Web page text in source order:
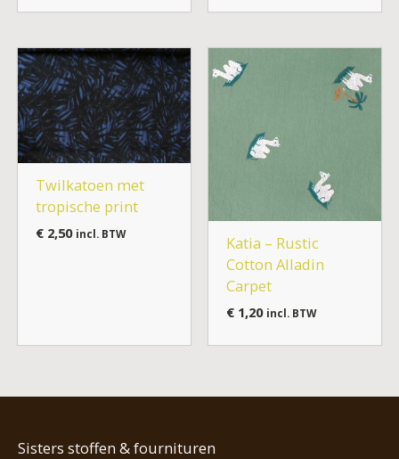
Twilkatoen met
tropische print
€2,50 incl. BTW
Katia – Rustic
Cotton Alladin
Carpet
€1,20 incl. BTW
Sisters stoffen & fournituren